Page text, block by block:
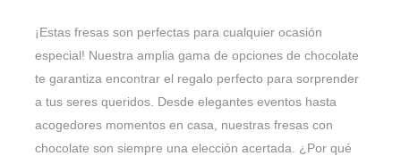
¡Estas fresas son perfectas para cualquier ocasión
especial! Nuestra amplia gama de opciones de chocolate
te garantiza encontrar el regalo perfecto para sorprender
a tus seres queridos. Desde elegantes eventos hasta
acogedores momentos en casa, nuestras fresas con
chocolate son siempre una elección acertada. ¿Por qué